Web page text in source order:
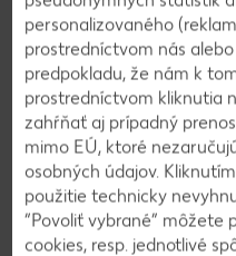
potrieme plnkou z
druhú polovicu cesta,
valčeky a uložíme ich
4
Pečieme v rozohriatej
minút.
personalizovaného
prostredníctvom nás
predpokladu, že nám k
prostredníctvom kliknutia
zahŕňať aj prípadný
mimo EÚ, ktoré
osobných údajov.
použitie technicky
“Povoliť vybrané” môžete
cookies, resp. jednotlivé